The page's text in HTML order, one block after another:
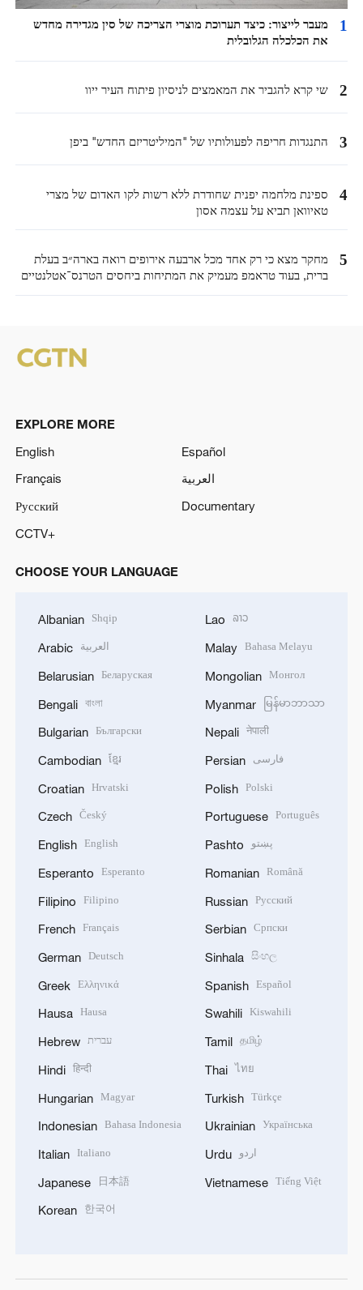
1
מעבר לייצור: כיצד תערוכת מוצרי הצריכה של סין מגדירה מחדש
את הכלכלה הגלובלית
2 שי קרא להגביר את המאמצים לניסיון פיתוח העיר ייוו
3 התנגדות חריפה לפעולותיו של "המיליטריזם החדש" ביפן
4
ספינת מלחמה יפנית שחודרת ללא רשות לקו האדום של מצרי
טאיוואן תביא על עצמה אסון
5
מחקר מצא כי רק אחד מכל ארבעה אירופים רואה בארה״ב בעלת
ברית, בעוד טראמפ מעמיק את המתיחות ביחסים הטרנס־אטלנטיים
EXPLORE MORE
English
Español
Français
العربية
Русский
Documentary
CCTV+
CHOOSE YOUR LANGUAGE
Albanian Shqip
Arabic العربية
Belarusian Беларуская
Bengali বাংলা
Bulgarian Български
Cambodian ខ្មែរ
Croatian Hrvatski
Czech Český
English English
Esperanto Esperanto
Filipino Filipino
French Français
German Deutsch
Greek Ελληνικά
Hausa Hausa
Hebrew עברית
Hindi हिन्दी
Hungarian Magyar
Indonesian Bahasa Indonesia
Italian Italiano
Japanese 日本語
Korean 한국어
Lao ລາວ
Malay Bahasa Melayu
Mongolian Монгол
Myanmar မြန်မာဘာသာ
Nepali नेपाली
Persian فارسی
Polish Polski
Portuguese Português
Pashto پښتو
Romanian Română
Russian Русский
Serbian Српски
Sinhala සිංහල
Spanish Español
Swahili Kiswahili
Tamil தமிழ்
Thai ไทย
Turkish Türkçe
Ukrainian Українська
Urdu اردو
Vietnamese Tiếng Việt